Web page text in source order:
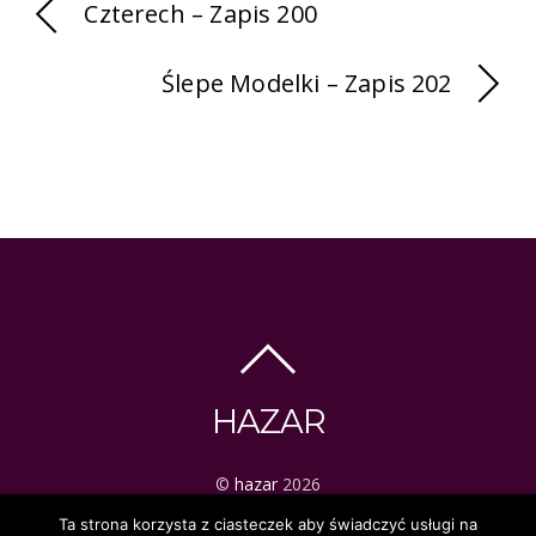
Czterech – Zapis 200
Ślepe Modelki – Zapis 202
HAZAR
© hazar 2026
ezoteryka | tarot | mistyka
Ta strona korzysta z ciasteczek aby świadczyć usługi na